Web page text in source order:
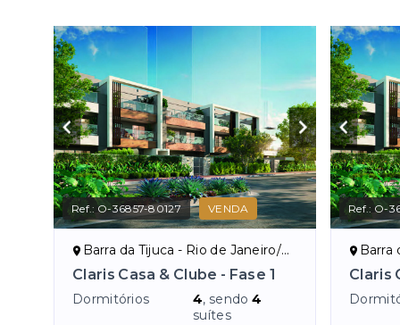
Ref.:O-36857-80127 VENDA
Barra da Tijuca - Rio de Janeiro/RJ
Claris Casa & Clube - Fase 1
Dormitórios 4, sendo4
suítes
Ref.:O-
Barra
Claris